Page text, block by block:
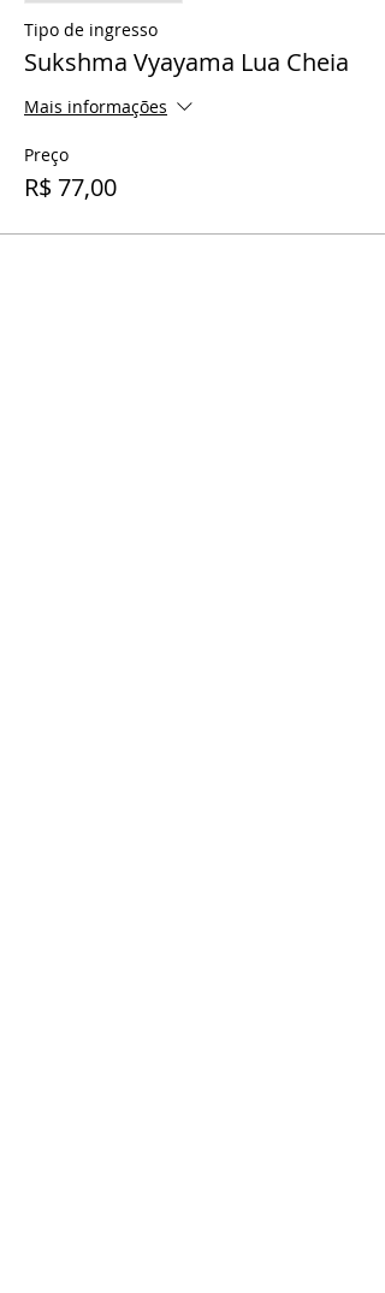
Tipo de ingresso
Sukshma Vyayama Lua Cheia
Mais informações
Preço
R$ 77,00